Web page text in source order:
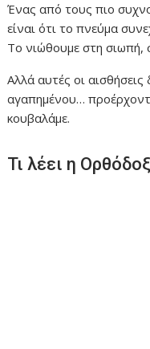
Ένας από τους πιο
είναι ότι το πνεύμα
Το νιώθουμε στη σιωπή,
Αλλά αυτές οι
αγαπημένου…
κουβαλάμε.
Τι λέει η